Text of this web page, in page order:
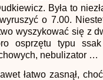
Była to
o 7.00.
wyszykować się z
osprzętu typu
nebulizator …
łatwo zasnął,